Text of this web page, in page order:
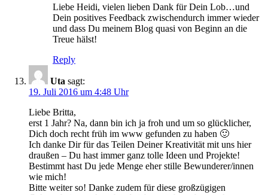
Liebe Heidi, vielen lieben Dank für Dein Lob…und
Dein positives Feedback zwischendurch immer wieder
und dass Du meinem Blog quasi von Beginn an die
Treue hälst!
Reply
Uta sagt:
19. Juli 2016 um 4:48 Uhr
Liebe Britta,
erst 1 Jahr? Na, dann bin ich ja froh und um so glücklicher,
Dich doch recht früh im www gefunden zu haben 🙂
Ich danke Dir für das Teilen Deiner Kreativität mit uns hier
draußen – Du hast immer ganz tolle Ideen und Projekte!
Bestimmt hast Du jede Menge eher stille Bewunderer/innen
wie mich!
Bitte weiter so! Danke zudem für diese großzügigen